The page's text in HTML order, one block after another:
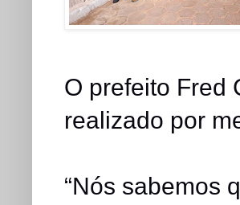
O prefeito Fred
realizado por
“Nós sabemos